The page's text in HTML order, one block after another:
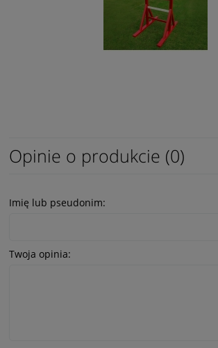
Opinie o produkcie (0)
Imię lub pseudonim:
Twoja opinia: